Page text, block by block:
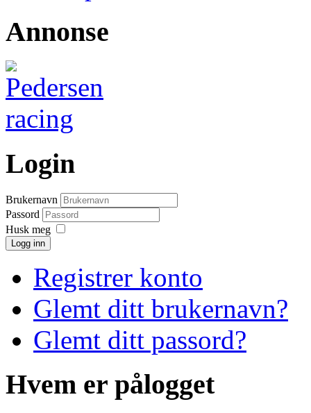
Annonse
Login
Brukernavn
Passord
Husk meg
Logg inn
Registrer konto
Glemt ditt brukernavn?
Glemt ditt passord?
Hvem er pålogget